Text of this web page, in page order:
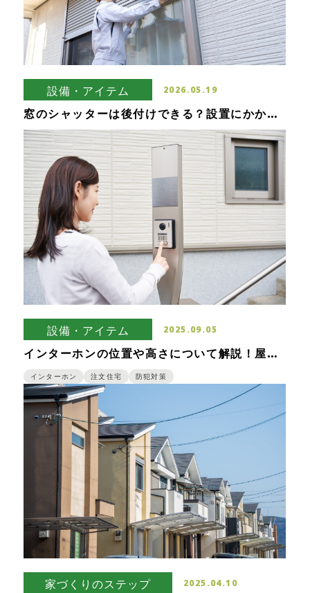
設備・アイテム 2026.05.19
窓のシャッターは後付けできる？設置にかかる
費用や導入のメリット・デメリット
設備・アイテム 2025.09.05
インターホンの位置や高さについて解説！屋外
の設置場所は防犯面のことも考慮しよう
インターホン 注文住宅 防犯対策
家づくりのステップ 2025.04.10